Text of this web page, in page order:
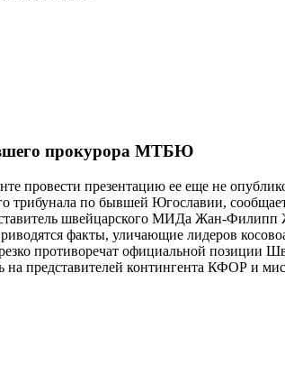
прокурора МТБЮ
провести презентацию ее еще не
трибунала по бывшей Югославии,
швейцарского МИДа Жан-
факты, уличающие лидеров
противоречат официальной позиции
на представителей контингента КФОР и